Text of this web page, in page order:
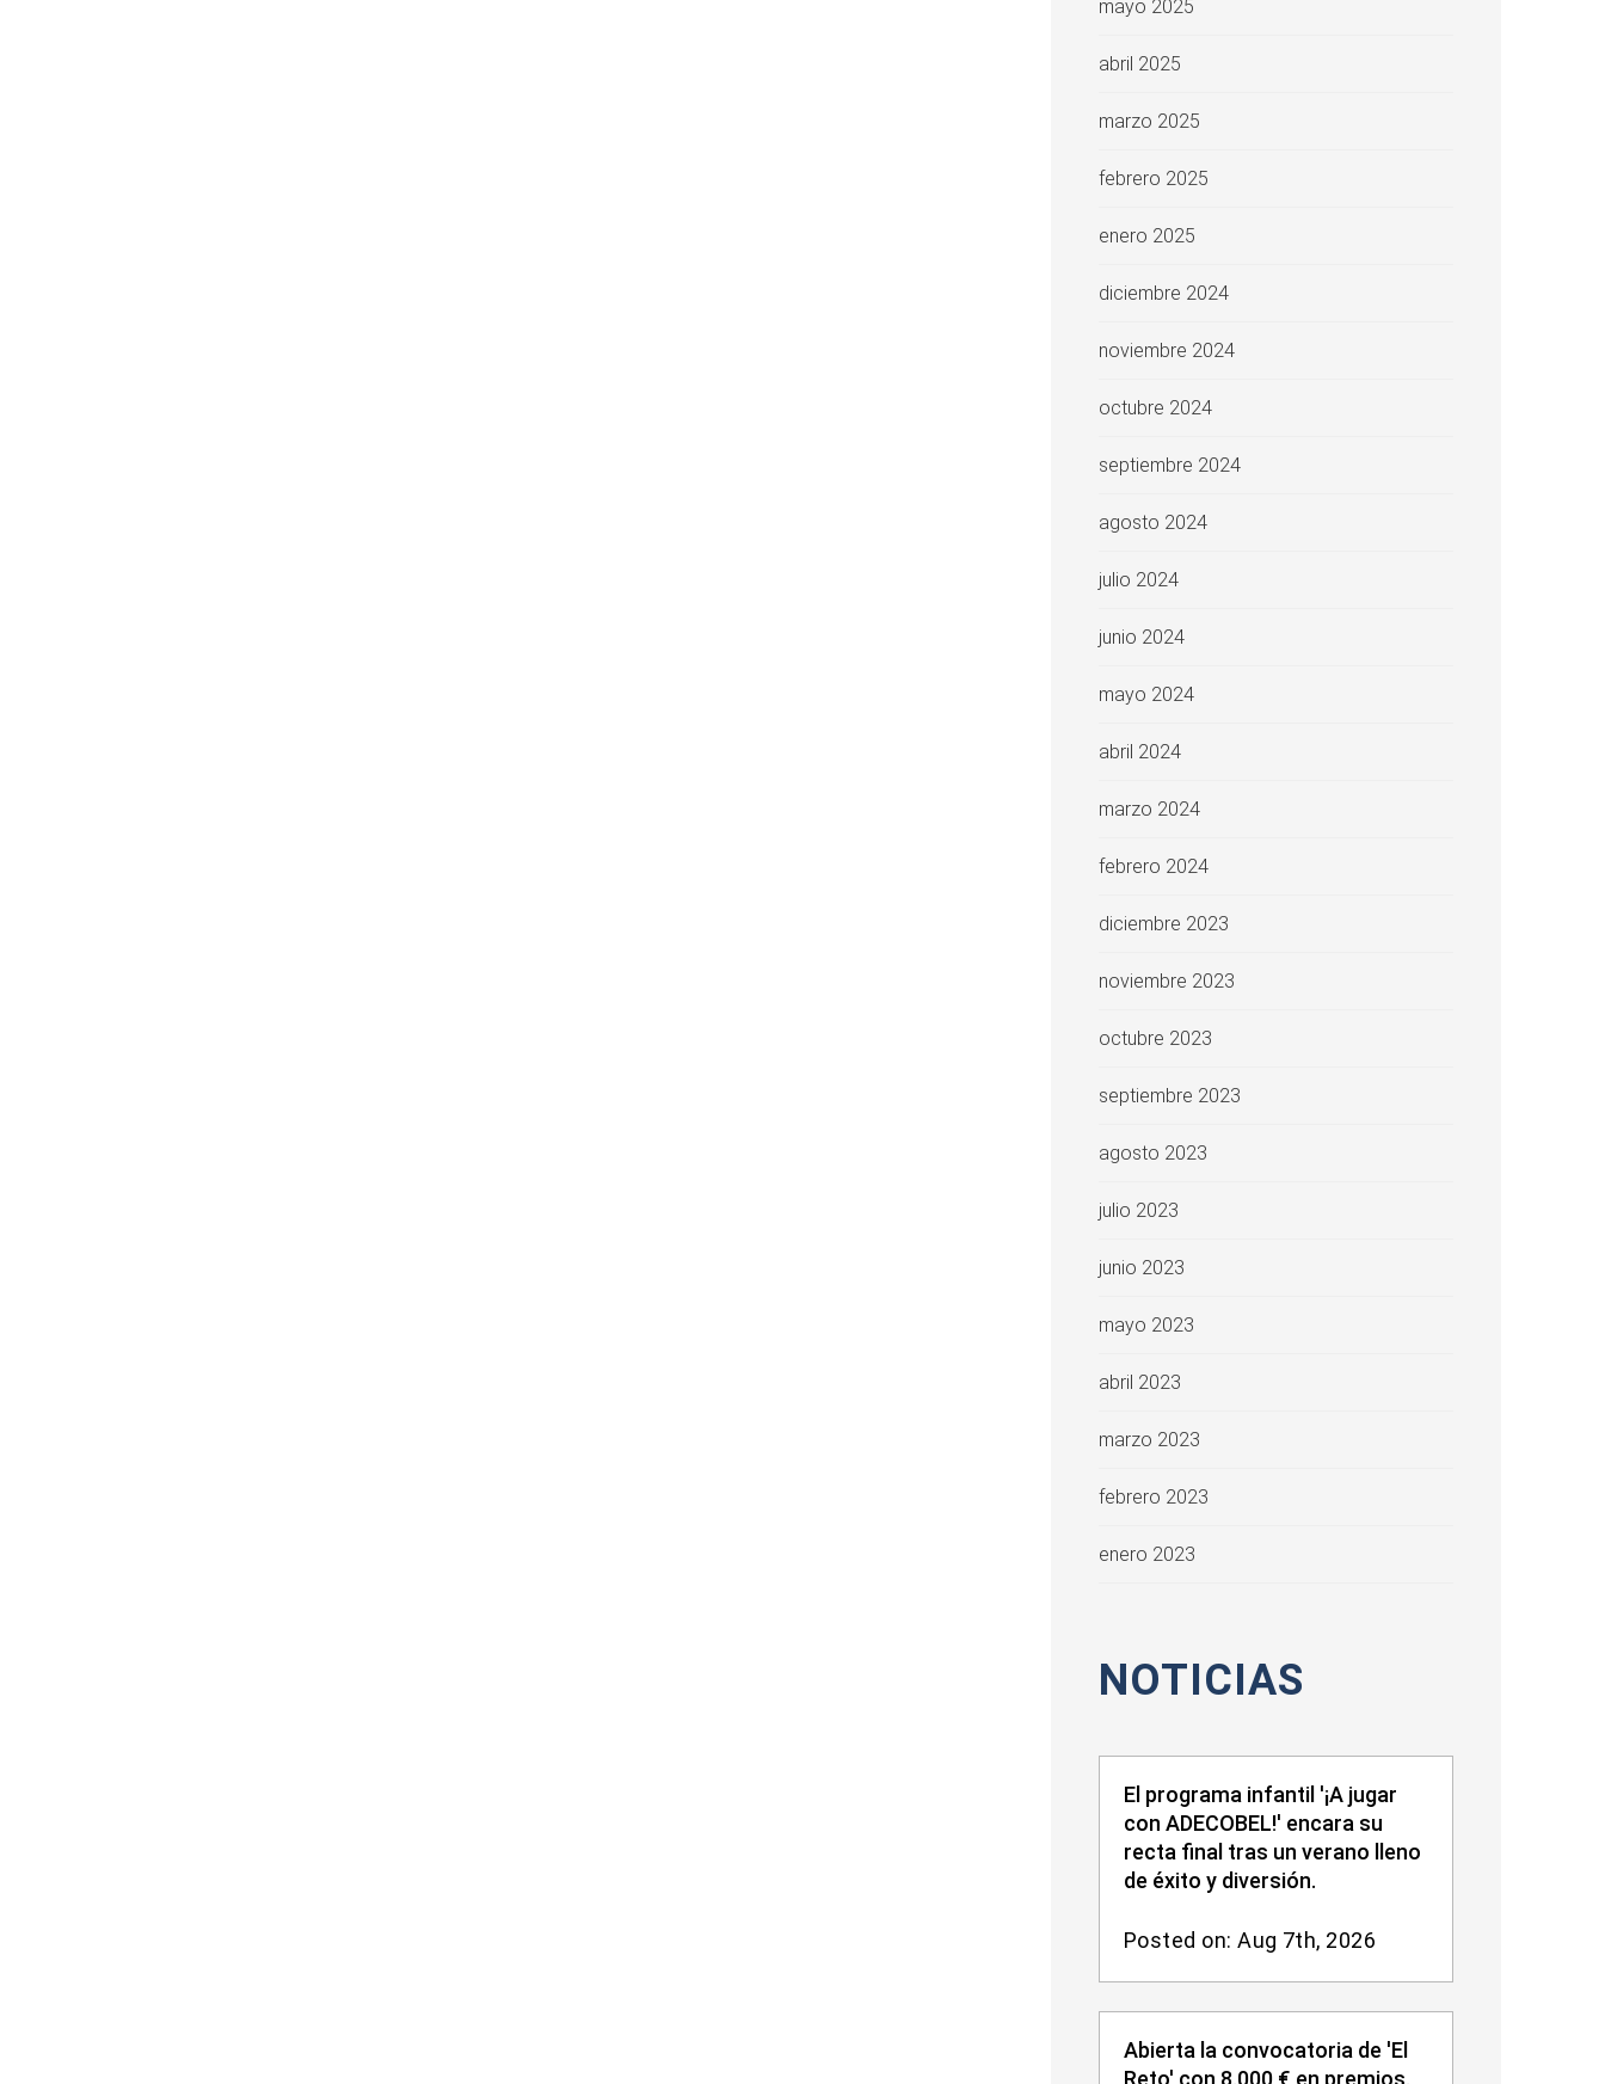
mayo 2025
abril 2025
marzo 2025
febrero 2025
enero 2025
diciembre 2024
noviembre 2024
octubre 2024
septiembre 2024
agosto 2024
julio 2024
junio 2024
mayo 2024
abril 2024
marzo 2024
febrero 2024
diciembre 2023
noviembre 2023
octubre 2023
septiembre 2023
agosto 2023
julio 2023
junio 2023
mayo 2023
abril 2023
marzo 2023
febrero 2023
enero 2023
NOTICIAS
El programa infantil '¡A jugar
con ADECOBEL!' encara su
recta final tras un verano lleno
de éxito y diversión.
Posted on: Aug 7th, 2026
Abierta la convocatoria de 'El